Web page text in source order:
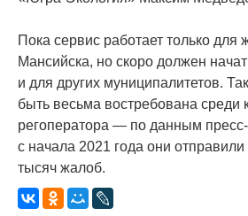
Пока сервис работает только для
Мансийска, но скоро должен
и для других муниципалитетов.
быть весьма востребована среди
регоператора — по данным
с начала 2021 года они
тысяч жалоб.